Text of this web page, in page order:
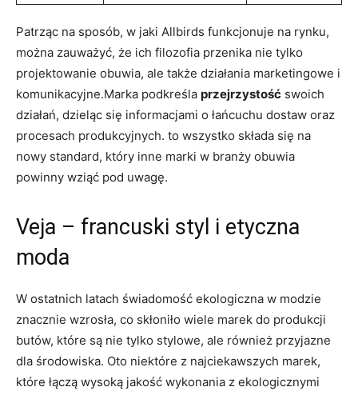
Patrząc na sposób, w jaki Allbirds funkcjonuje na rynku,
można zauważyć, że ich filozofia przenika nie tylko
projektowanie obuwia, ale także działania marketingowe i
komunikacyjne.Marka podkreśla przejrzystość swoich
działań, dzieląc się informacjami o łańcuchu dostaw oraz
procesach produkcyjnych. to wszystko składa się na
nowy standard, który inne marki w branży obuwia
powinny wziąć pod uwagę.
Veja – francuski styl i etyczna
moda
W ostatnich latach świadomość ekologiczna w modzie
znacznie wzrosła, co skłoniło wiele marek do produkcji
butów, które są nie tylko stylowe, ale również przyjazne
dla środowiska. Oto niektóre z najciekawszych marek,
które łączą wysoką jakość wykonania z ekologicznymi